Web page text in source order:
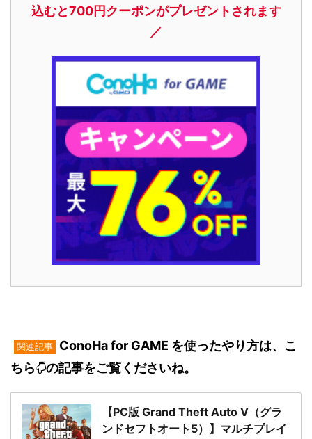
込むと700円クーポンがプレゼントされます
／
関連記事
ConoHa for GAME を使ったやり方は、こ
ちら
の記事をご覧くださいね。
【PC版 Grand Theft Auto V（グラ
ンドセフトオート5）】マルチプレイ